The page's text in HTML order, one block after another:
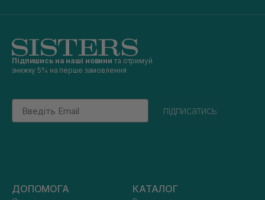
Підпишись на наші новини та отримуй
знижку 5% на перше замовлення
Email
підписатись
ДОПОМОГА КАТАЛОГ